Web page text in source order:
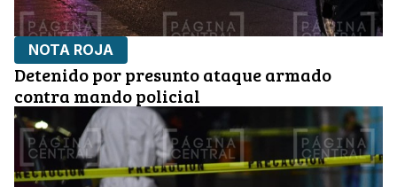
NOTA ROJA
Detenido por presunto ataque armado
contra mando policial